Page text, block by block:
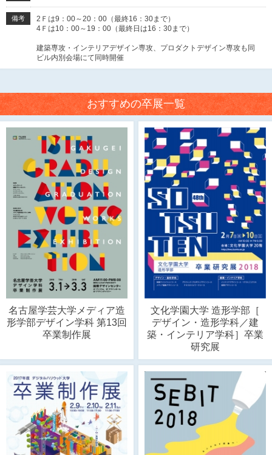
備考
2Ｆは9：00～20：00（最終16：30まで）
4Ｆは10：00～19：00（最終日は16：30まで）
建築専攻・インテリアデザイン専攻、プロダクトデザイン専攻も同
ビル内別会場にて同時開催
おすすめの卒展一覧
名古屋学芸大学メディア造
形学部デザイン学科 第13回
卒業制作展
文化学園大学 造形学部［
デザイン・造形学科／建
築・インテリア学科］卒業
研究展